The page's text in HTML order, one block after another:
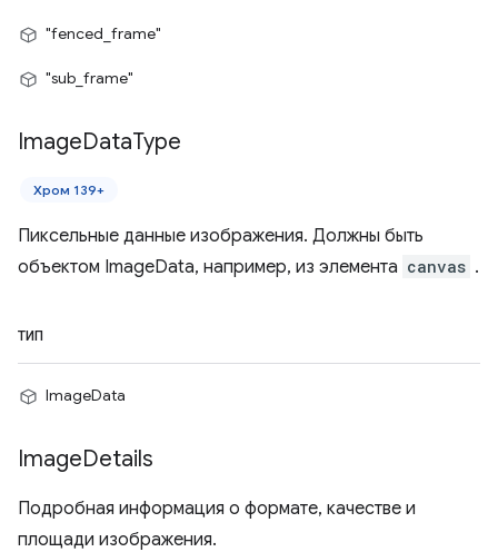
"fenced_frame"
"sub_frame"
ImageDataType
Хром 139+
Пиксельные данные изображения. Должны быть
объектом ImageData, например, из элемента canvas .
ТИП
ImageData
ImageDetails
Подробная информация о формате, качестве и
площади изображения.